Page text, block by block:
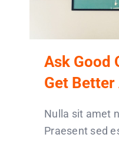
Ask Good
Get
Nulla sit amet
Praesent sed